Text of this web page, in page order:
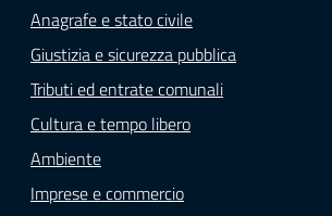
Anagrafe e stato civile
Giustizia e sicurezza pubblica
Tributi ed entrate comunali
Cultura e tempo libero
Ambiente
Imprese e commercio